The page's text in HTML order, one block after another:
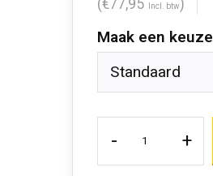
(€77,95 Incl. btw)
Maak een keuze
Standaard
- +